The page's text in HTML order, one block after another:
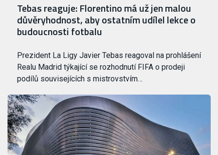
Tebas reaguje: Florentino má už jen malou
důvěryhodnost, aby ostatním udílel lekce o
budoucnosti fotbalu
Prezident La Ligy Javier Tebas reagoval na prohlášení
Realu Madrid týkající se rozhodnutí FIFA o prodeji
podílů souvisejících s mistrovstvím…